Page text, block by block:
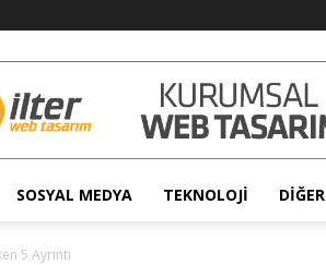
SOSYAL MEDYA TEKNOLOJI DIĞER
5 Ayrıntı